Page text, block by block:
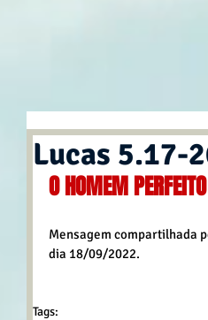
Lucas 5.17-
O HOMEM
Mensagem compartilhada
dia 18/09/2022.
Tags: